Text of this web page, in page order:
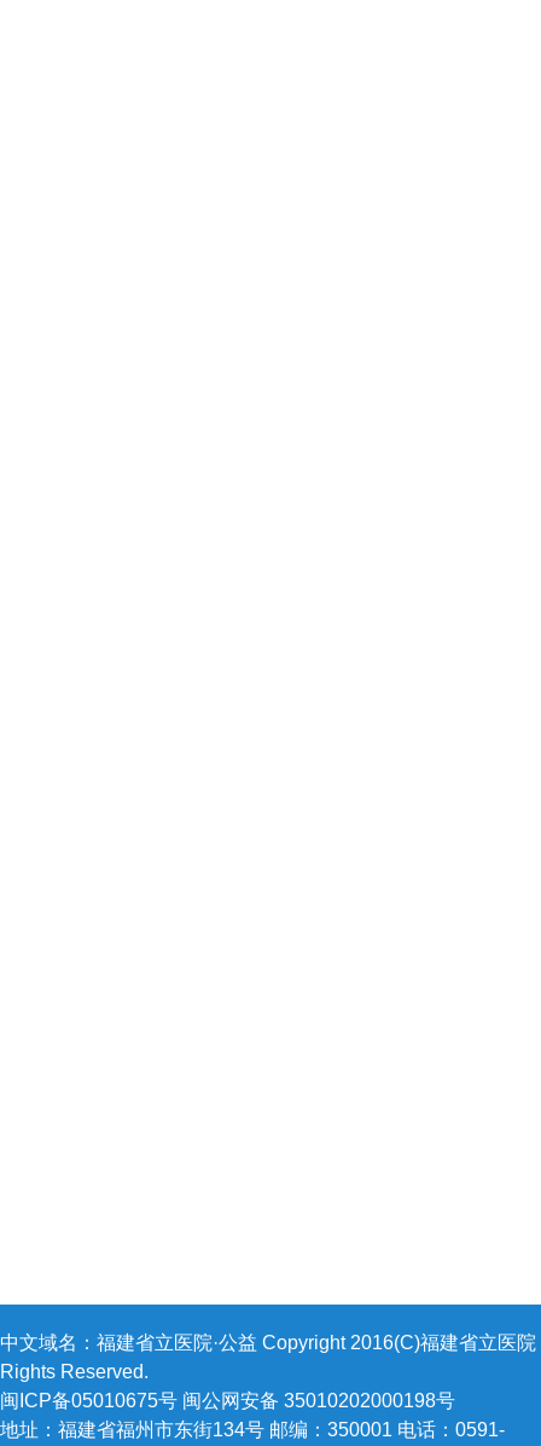
中文域名：福建省立医院·公益 Copyright 2016(C)福建省立医院
Rights Reserved.
闽ICP备05010675号 闽公网安备 35010202000198号
地址：福建省福州市东街134号 邮编：350001 电话：0591-